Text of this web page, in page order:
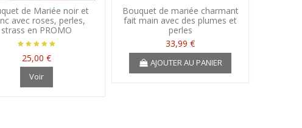
de Mariée noir et
avec roses, perles,
strass en PROMO
25,00 €
Voir
Bouquet de mariée charmant
fait main avec des plumes et
perles
33,99 €
AJOUTER AU PANIER